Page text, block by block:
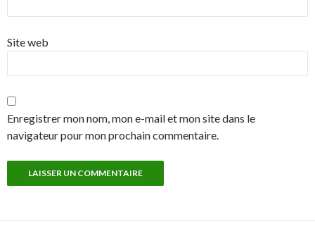
Site web
Enregistrer mon nom, mon e-mail et mon site dans le
navigateur pour mon prochain commentaire.